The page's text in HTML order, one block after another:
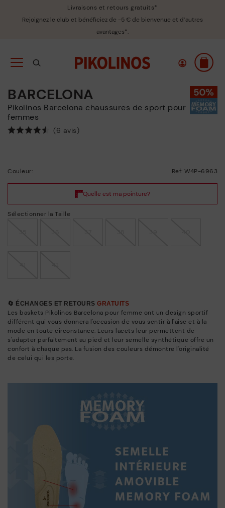
Livraisons et retours gratuits*
Rejoignez le club et bénéficiez de -5 € de bienvenue et d’autres
avantages*.
BARCELONA
Pikolinos Barcelona chaussures de sport pour
femmes
(6 avis)
Couleur: Ref: W4P-6963
Sélectionner la Taille
🔄 ÉCHANGES ET RETOURS GRATUITS
Les baskets Pikolinos Barcelona pour femme ont un design sportif
différent qui vous donnera l'occasion de vous sentir à l'aise et à la
mode en toute circonstance. Leurs lacets leur permettent de
s'adapter parfaitement au pied et leur semelle synthétique offre un
confort à chaque pas. La fusion des couleurs démontre l'originalité
de celui qui les porte.